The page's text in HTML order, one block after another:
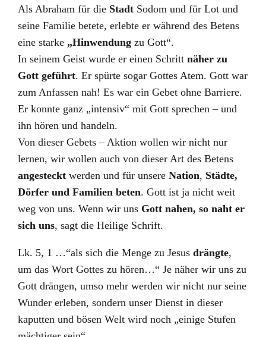
Als Abraham für die Stadt Sodom und für Lot und
seine Familie betete, erlebte er während des Betens
eine starke „Hinwendungzu Gott“.
In seinem Geist wurde er einen Schrittnäher zu
Gott geführt. Er spürte sogar Gottes Atem. Gott war
zum Anfassen nah! Es war ein Gebet ohne Barriere.
Er konnte ganz „intensiv“ mit Gott sprechen – und
ihn hören und handeln.
Von dieser Gebets – Aktion wollen wir nicht nur
lernen, wir wollen auch von dieser Art des Betens
angestecktwerden und für unsereNation, Städte,
Dörfer und Familien beten. Gott ist ja nicht weit
weg von uns. Wenn wir uns Gott nahen, so naht er
sich uns, sagt die Heilige Schrift.
Lk. 5, 1 …“als sich die Menge zu Jesusdrängte,
um das Wort Gottes zu hören…“ Je näher wir uns zu
Gott drängen, umso mehr werden wir nicht nur seine
Wunder erleben, sondern unser Dienst in dieser
kaputten und bösen Welt wird noch „einige Stufen